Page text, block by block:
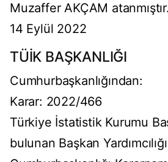
Muzaffer AKÇAM atanmıştır.
14 Eylül 2022
TÜİK BAŞKANLIĞI
Cumhurbaşkanlığından:
Karar: 2022/466
Türkiye İstatistik Kurumu
bulunan Başkan